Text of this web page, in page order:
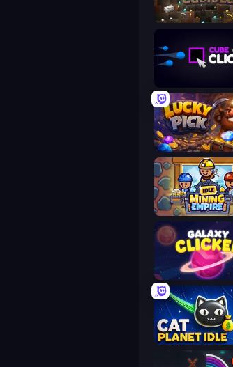
Cubidle
Lucky Pick
Idle Mining Empire
Galaxy Clicker
Cat Planet Idle